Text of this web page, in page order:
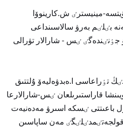
مينيسترٸ ش.كارينوۆا
بٸلٸم بەرۋ سالاسىنداعى
ٸس - شارالار تۋرالى
تٶراعاسى ا.ەبدۋەليەۆ ۇلتتىق
قاراستىرىلعان ٸس-شارالارعا
باعىتتى ٸسكە اسىرۋ مەدەنيەت
مەن ساپاسىن